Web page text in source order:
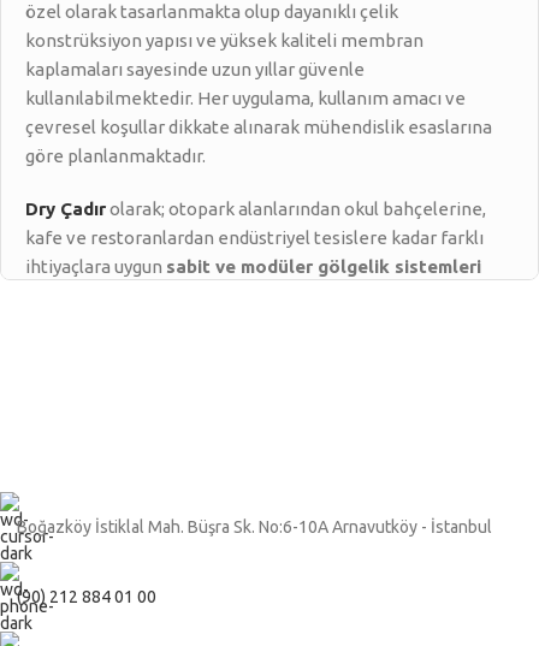
özel olarak tasarlanmakta olup dayanıklı çelik
konstrüksiyon yapısı ve yüksek kaliteli membran
kaplamaları sayesinde uzun yıllar güvenle
kullanılabilmektedir. Her uygulama, kullanım amacı ve
çevresel koşullar dikkate alınarak mühendislik esaslarına
göre planlanmaktadır.
Dry Çadırolarak; otopark alanlarından okul bahçelerine,
kafe ve restoranlardan endüstriyel tesislere kadar farklı
ihtiyaçlara uygun sabit ve modüler gölgelik sistemleri
Temel avantajları:
UV ışınlarına karşı koruma
Boğazköy İstiklal Mah. Büşra Sk. No:6-10A Arnavutköy - İstanbul
(90) 212 884 01 00